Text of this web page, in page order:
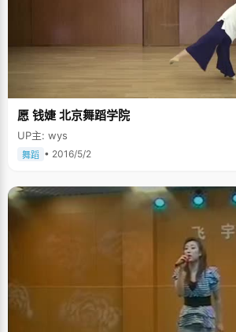
愿 钱婕 北京舞蹈学院
UP主: wys
舞蹈 • 2016/5/2